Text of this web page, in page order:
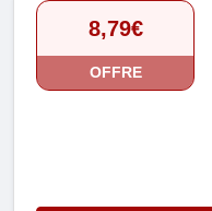
8,79€
OFFRE